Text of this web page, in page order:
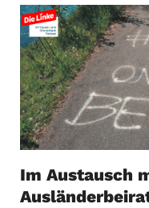
Im Austausch